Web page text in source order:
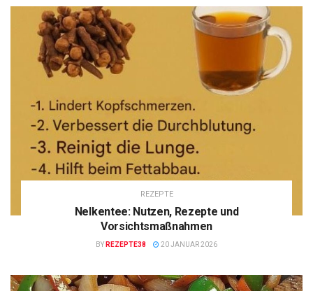
REZEPTE
Nelkentee: Nutzen, Rezepte und
Vorsichtsmaßnahmen
BY REZEPTE38 20 JANUAR 2026